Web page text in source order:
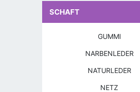
SCHAFT
GUMMI
NARBENLEDER
NATURLEDER
NETZ